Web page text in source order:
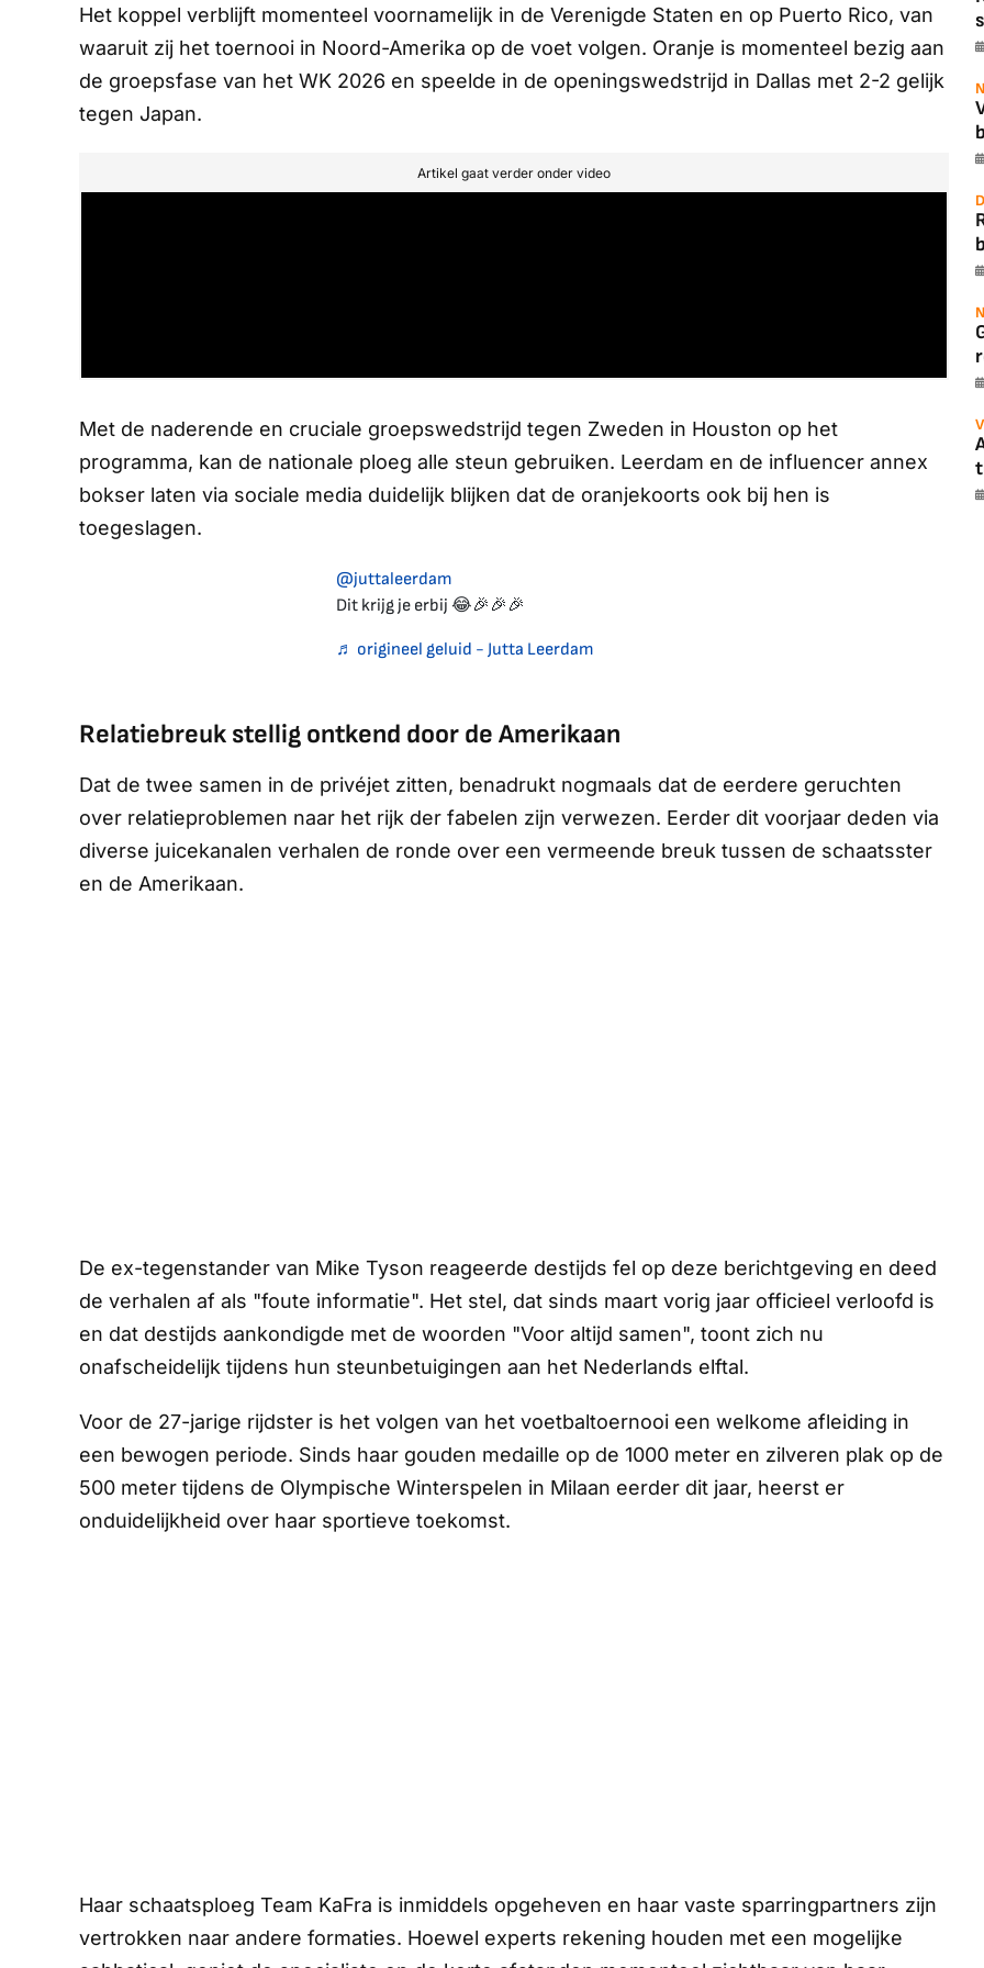
Het koppel verblijft momenteel voornamelijk in de Verenigde Staten en op Puerto Rico, van
waaruit zij het toernooi in Noord-Amerika op de voet volgen. Oranje is momenteel bezig aan
de groepsfase van het WK 2026 en speelde in de openingswedstrijd in Dallas met 2-2 gelijk
tegen Japan.
Artikel gaat verder onder video
Met de naderende en cruciale groepswedstrijd tegen Zweden in Houston op het
programma, kan de nationale ploeg alle steun gebruiken. Leerdam en de influencer annex
bokser laten via sociale media duidelijk blijken dat de oranjekoorts ook bij hen is
toegeslagen.
@juttaleerdam
Dit krijg je erbij 😂🎉🎉🎉
♬ origineel geluid - Jutta Leerdam
Relatiebreuk stellig ontkend door de Amerikaan
Dat de twee samen in de privéjet zitten, benadrukt nogmaals dat de eerdere geruchten
over relatieproblemen naar het rijk der fabelen zijn verwezen. Eerder dit voorjaar deden via
diverse juicekanalen verhalen de ronde over een vermeende breuk tussen de schaatsster
en de Amerikaan.
De ex-tegenstander van Mike Tyson reageerde destijds fel op deze berichtgeving en deed
de verhalen af als "foute informatie". Het stel, dat sinds maart vorig jaar officieel verloofd is
en dat destijds aankondigde met de woorden "Voor altijd samen", toont zich nu
onafscheidelijk tijdens hun steunbetuigingen aan het Nederlands elftal.
Voor de 27-jarige rijdster is het volgen van het voetbaltoernooi een welkome afleiding in
een bewogen periode. Sinds haar gouden medaille op de 1000 meter en zilveren plak op de
500 meter tijdens de Olympische Winterspelen in Milaan eerder dit jaar, heerst er
onduidelijkheid over haar sportieve toekomst.
Haar schaatsploeg Team KaFra is inmiddels opgeheven en haar vaste sparringpartners zijn
vertrokken naar andere formaties. Hoewel experts rekening houden met een mogelijke